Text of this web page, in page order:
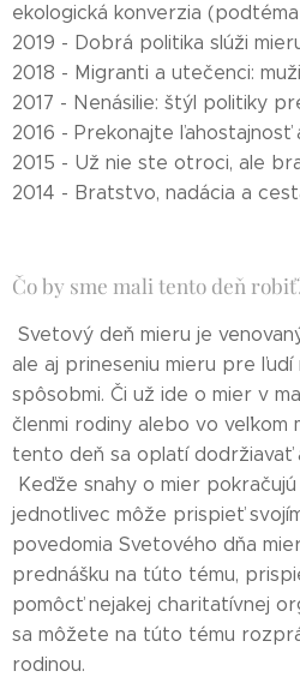
ekologická konverzia
2019 - Dobrá politika slúži
2018 - Migranti a utečenci:
2017 - Nenásilie: štýl politiky
2016 - Prekonajte ľahostajnosť
2015 - Už nie ste otroci, ale
2014 - Bratstvo, nadácia a
Čo by sme mali tento deň
Svetový deň mieru je
ale aj prineseniu mieru pre ľudí
spôsobmi. Či už ide o mier v
členmi rodiny alebo vo veľkom
tento deň sa oplatí dodržiavať
Keďže snahy o mier
jednotlivec môže prispieť
povedomia Svetového dňa
prednášku na túto tému,
pomôcť nejakej charitatívnej
sa môžete na túto tému
rodinou.